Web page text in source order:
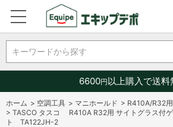
キーワードから探す
6600円以上購入で送料
ホーム > 空調工具 > マニホールド > R410A/R32用
> TASCO タスコ R410A R32用 サイトグラス付ゲ
ト TA122JH-2